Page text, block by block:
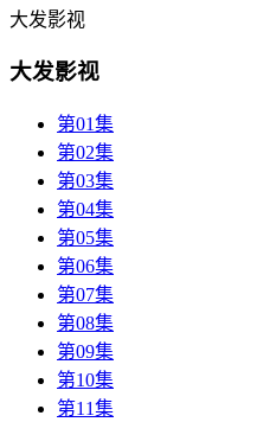
大发影视
大发影视
第01集
第02集
第03集
第04集
第05集
第06集
第07集
第08集
第09集
第10集
第11集